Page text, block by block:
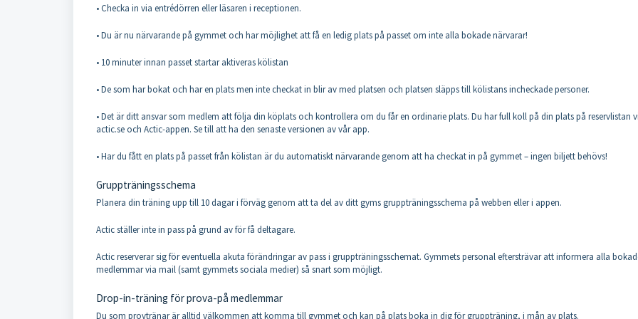
• Checka in via entrédörren eller läsaren i receptionen.
• Du är nu närvarande på gymmet och har möjlighet att få en ledig plats på passet om inte alla bokade närvarar!
• 10 minuter innan passet startar aktiveras kölistan
• De som har bokat och har en plats men inte checkat in blir av med platsen och platsen släpps till kölistans incheckade personer.
• Det är ditt ansvar som medlem att följa din köplats och kontrollera om du får en ordinarie plats. Du har full koll på din plats på reservlistan
actic.se och Actic-appen. Se till att ha den senaste versionen av vår app.
• Har du fått en plats på passet från kölistan är du automatiskt närvarande genom att ha checkat in på gymmet – ingen biljett behövs!
Gruppträningsschema
Planera din träning upp till 10 dagar i förväg genom att ta del av ditt gyms gruppträningsschema på webben eller i appen.
Actic ställer inte in pass på grund av för få deltagare.
Actic reserverar sig för eventuella akuta förändringar av pass i gruppträningsschemat. Gymmets personal eftersträvar att informera alla
medlemmar via mail (samt gymmets sociala medier) så snart som möjligt.
Drop-in-träning för prova-på medlemmar
Du som provtränar är alltid välkommen att komma till gymmet och kan på plats boka in dig för gruppträning, i mån av plats.